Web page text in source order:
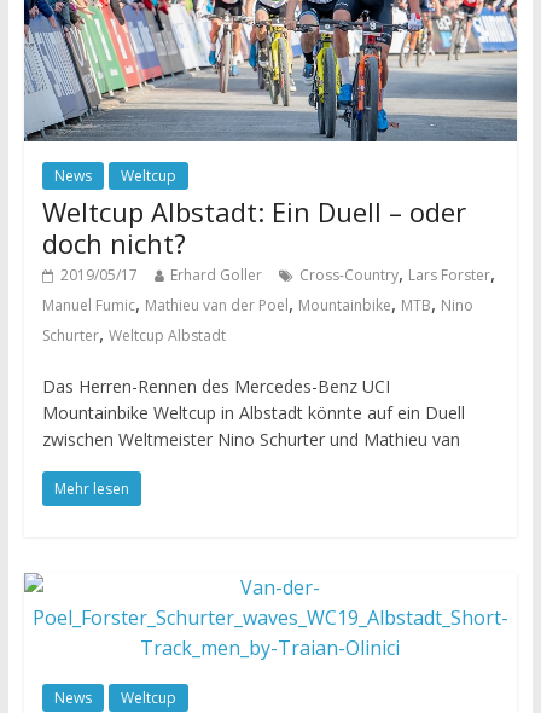
News Weltcup
Weltcup Albstadt: Ein Duell – oder
doch nicht?
2019/05/17 Erhard Goller Cross-Country, Lars Forster,
Manuel Fumic, Mathieu van der Poel, Mountainbike, MTB, Nino
Schurter, Weltcup Albstadt
Das Herren-Rennen des Mercedes-Benz UCI
Mountainbike Weltcup in Albstadt könnte auf ein Duell
zwischen Weltmeister Nino Schurter und Mathieu van
Mehr lesen
News Weltcup